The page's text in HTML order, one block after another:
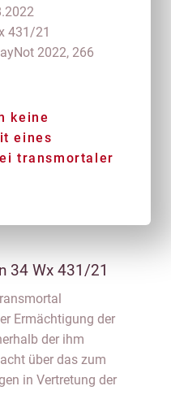
431/21
2022, 266
keine
eines
transmortaler
34 Wx 431/21
Ermächtigung der
der ihm
über das zum
in Vertretung der